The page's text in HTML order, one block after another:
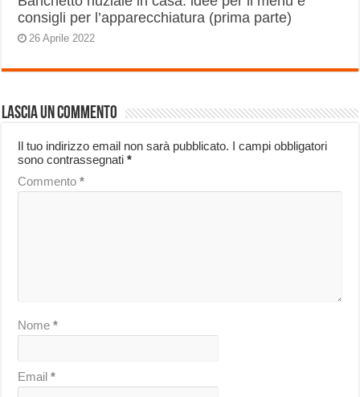
consigli per l’apparecchiatura (prima parte)
26 Aprile 2022
Lascia un commento
Il tuo indirizzo email non sarà pubblicato. I campi obbligatori
sono contrassegnati*
Commento*
Nome*
Email*